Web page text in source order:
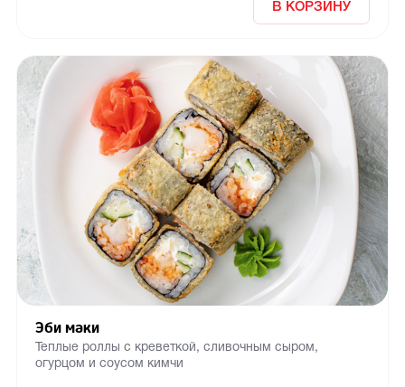
В КОРЗИНУ
Эби маки
Теплые роллы с креветкой, сливочным сыром,
огурцом и соусом кимчи